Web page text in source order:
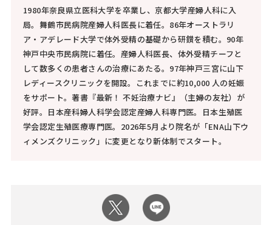
1980年奈良県立医科大学を卒業し、京都大学産婦人科に入
局。舞鶴市民病院産婦人科医長に着任。86年オーストラリ
ア・アデレード大学で体外受精の基礎から研鑚を積む。90年
神戸中央市民病院に着任。産婦人科医長、体外受精チーフと
して数多くの患者さんの治療にあたる。97年神戸三宮に山下
レディースクリニックを開設。これまでに約10,000 人の妊娠
をサポート。著書『最新！ 不妊治療ナビ』（主婦の友社）が
好評。日本産科婦人科学会認定産婦人科専門医。日本生殖医
学会認定生殖医療専門医。2026年5月より院名が「ENA山下ウ
ィメンズクリニック」に変更となり新体制でスタート。